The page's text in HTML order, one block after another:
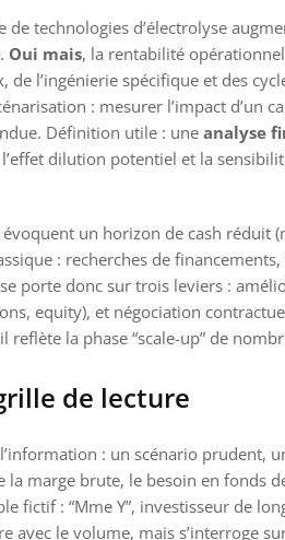
de technologies d’électrolyse
Oui mais, la rentabilité
de l’ingénierie spécifique et des
: mesurer l’impact d’un
Définition utile : uneanalyse
dilution potentiel et la
un horizon de cash réduit
: recherches de
porte donc sur trois leviers :
equity), et négociation
reflète la phase “scale-up” de
de lecture
: un scénario prudent,
la marge brute, le besoin en fonds
fictif : “Mme Y”, investisseur de
avec le volume, mais s’interroge